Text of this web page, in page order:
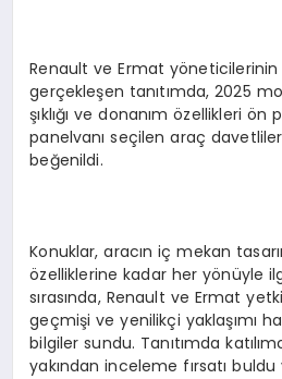
Renault ve Ermat yöneticilerinin
gerçekleşen tanıtımda, 2025
şıklığı ve donanım özellikleri ön
panelvanı seçilen araç
beğenildi.
Konuklar, aracın iç mekan
özelliklerine kadar her yönüyle
sırasında, Renault ve Ermat
geçmişi ve yenilikçi yaklaşımı
bilgiler sundu. Tanıtımda
yakından inceleme fırsatı